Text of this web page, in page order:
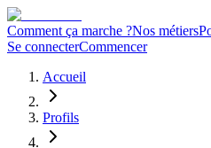
Comment ça marche ?Nos métiers
Se connecterCommencer
Accueil
Profils